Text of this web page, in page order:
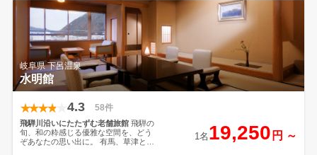
ーでコーヒー＆紅茶などご自由に♪
ラクゼーションルームにはマッサージ
チェアとマンガ本コーナーなどをご用
意♪・カラオケルームも無料開放！
らくらく電動アシスト自転車・資生堂
TSUBAKIorPOLAアロマエッセのシャン
プー＆リンス・マイナスイオンドライ
ヤー・カールドライヤー・ヘアアイロ
ンなど貸出♪ ・3種類の快眠枕♪
（①高
さ3段階調整付低反発まくら、②やわら
固めのそば殻枕） ◇＊◆観光情報◆＊
岐阜県 下呂温泉
水明館
4.3 58件
飛騨川沿いにたたずむ老舗旅館飛騨の
旬、和の粋感じる優雅な空間を、どう
ぞあなたの思い出に。
有馬、草津と並
1名 19,250 円 ～